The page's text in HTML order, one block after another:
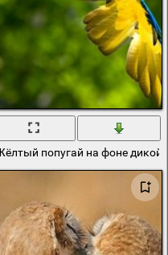
попугай на фоне дикой